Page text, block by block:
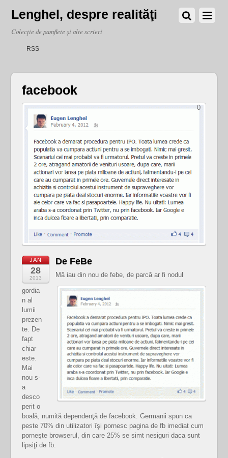
Lenghel, despre realităţi
Colecţie de pamflete şi alte scrieri
RSS
facebook
JAN
28
2013
De FeBe
Mă iau din nou de febe, de parcă ar fi nodul
gordia
n al
lumii
prezen
te. De
fapt
chiar
este.
Mai
nou s-
a
desco
perit o
boală, numită dependenţă de facebook. Germanii spun ca
peste 70% din utilizatori îşi pornesc pagina de fb imediat cum
porneşte browserul, din care 25% se simt nesiguri daca sunt
lipsiţi de fb.
0